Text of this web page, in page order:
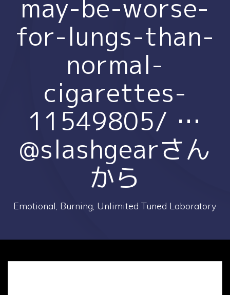
may-be-worse-
for-lungs-than-
normal-
cigarettes-
11549805/ …
@slashgearさん
から
Emotional, Burning, Unlimited Tuned Laboratory